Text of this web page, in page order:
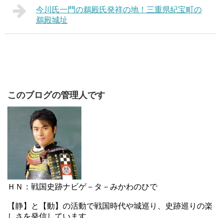
今川氏一門の鵜殿氏発祥の地！三重県紀宝町の
鵜殿城址
このブログの管理人です
ＨＮ：戦国史跡ナビゲ－タ－みかわのひで
【静】と【動】の活動で戦国時代や城巡り、史跡巡りの楽
しさを発信しています。